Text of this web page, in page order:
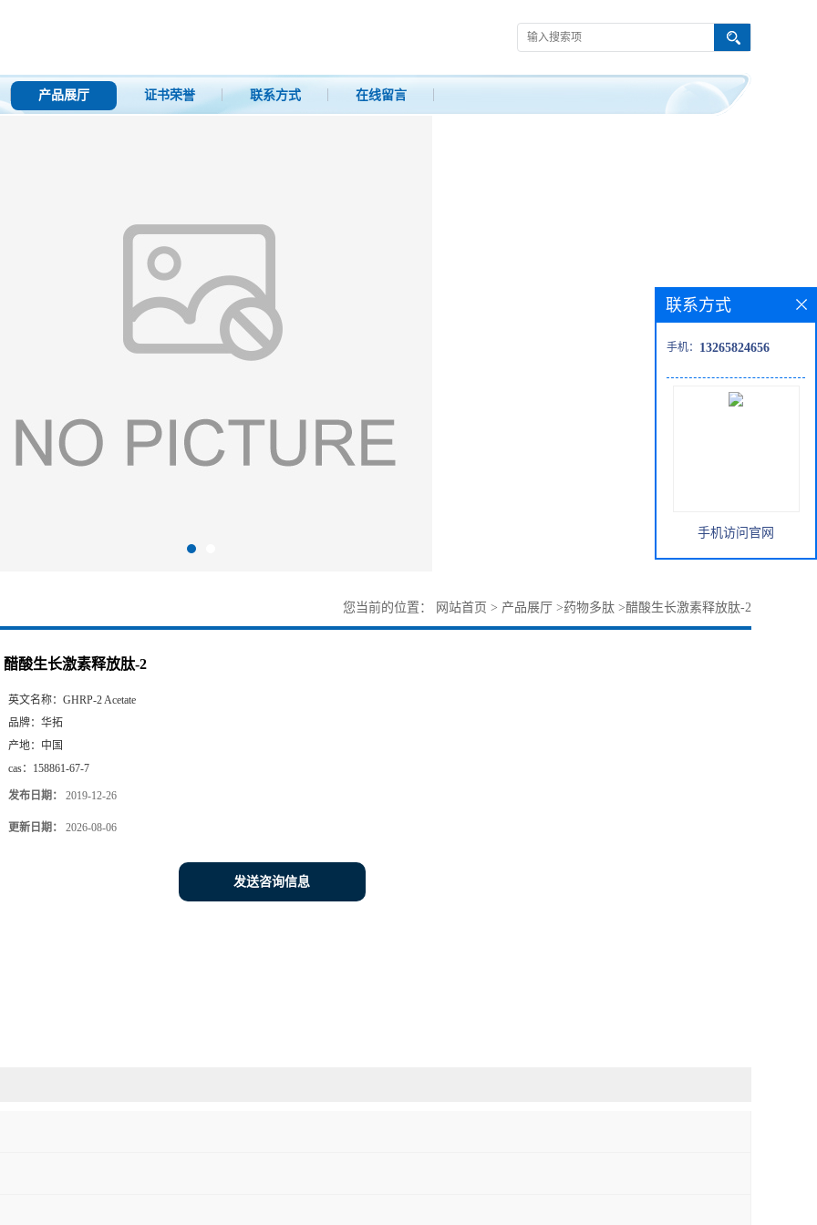
产品展厅 证书荣誉 联系方式 在线留言
您当前的位置： 网站首页 > 产品展厅 >药物多肽 >醋酸生长激素释放肽-2
醋酸生长激素释放肽-2
英文名称： GHRP-2 Acetate
品牌： 华拓
产地： 中国
cas： 158861-67-7
发布日期： 2019-12-26
更新日期： 2026-08-06
发送咨询信息
联系方式
手机： 13265824656
手机访问官网